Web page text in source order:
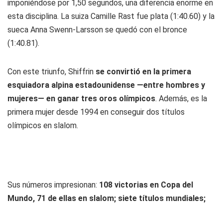
imponiéndose por 1,50 segundos, una diferencia enorme en
esta disciplina. La suiza Camille Rast fue plata (1:40.60) y la
sueca Anna Swenn-Larsson se quedó con el bronce
(1:40.81).
Con este triunfo, Shiffrin se convirtió en la primera
esquiadora alpina estadounidense —entre hombres y
mujeres— en ganar tres oros olímpicos. Además, es la
primera mujer desde 1994 en conseguir dos títulos
olímpicos en slalom.
Sus números impresionan: 108 victorias en Copa del
Mundo, 71 de ellas en slalom; siete títulos mundiales;